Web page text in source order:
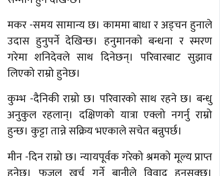
मकर -समय सामान्य छ। काममा बाधा र अड्चन हुनाले
उदास हुनुपर्ने देखिन्छ। हनुमानको बन्धना र स्मरण
गरेमा शनिदेवले साथ दिनेछन्। परिवारबाट सुझाव
लिएको राम्रो हुनेछ।
कुम्भ -दैनिकी राम्रो छ। परिवारको साथ रहने छ। बन्धु
अनुकुल रहलान्। दक्षिणको यात्रा एक्लो नगर्नु राम्रो
हुन्छ। कुट्टा तान्ने सक्रिय भएकाले सचेत बन्नुपर्छ।
मीन -दिन राम्रो छ। न्यायपूर्वक गरेको श्रमको मूल्य प्राप्त